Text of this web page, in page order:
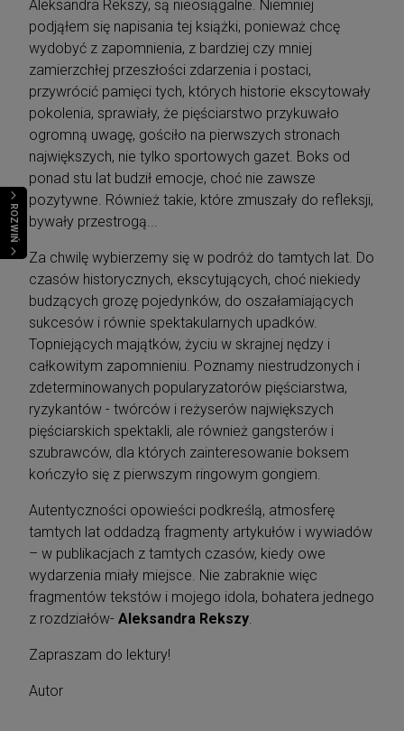
ROZWIŃ
Aleksandra Rekszy, są nieosiągalne. Niemniej
podjąłem się napisania tej książki, ponieważ chcę
wydobyć z zapomnienia, z bardziej czy mniej
zamierzchłej przeszłości zdarzenia i postaci,
przywrócić pamięci tych, których historie ekscytowały
pokolenia, sprawiały, że pięściarstwo przykuwało
ogromną uwagę, gościło na pierwszych stronach
największych, nie tylko sportowych gazet. Boks od
ponad stu lat budził emocje, choć nie zawsze
pozytywne. Również takie, które zmuszały do refleksji,
bywały przestrogą...
Za chwilę wybierzemy się w podróż do tamtych lat. Do
czasów historycznych, ekscytujących, choć niekiedy
budzących grozę pojedynków, do oszałamiających
sukcesów i równie spektakularnych upadków.
Topniejących majątków, życiu w skrajnej nędzy i
całkowitym zapomnieniu. Poznamy niestrudzonych i
zdeterminowanych popularyzatorów pięściarstwa,
ryzykantów - twórców i reżyserów największych
pięściarskich spektakli, ale również gangsterów i
szubrawców, dla których zainteresowanie boksem
kończyło się z pierwszym ringowym gongiem.
Autentyczności opowieści podkreślą, atmosferę
tamtych lat oddadzą fragmenty artykułów i wywiadów
– w publikacjach z tamtych czasów, kiedy owe
wydarzenia miały miejsce. Nie zabraknie więc
fragmentów tekstów i mojego idola, bohatera jednego
z rozdziałów- Aleksandra Rekszy.
Zapraszam do lektury!
Autor